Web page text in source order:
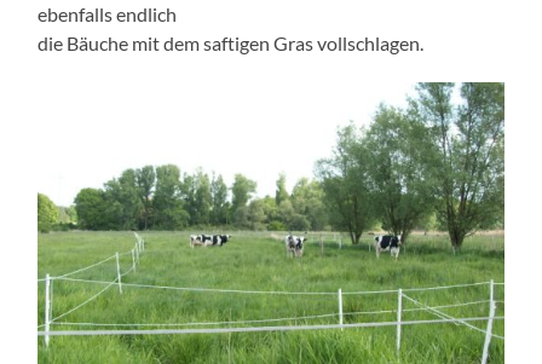
ebenfalls endlich
die Bäuche mit dem saftigen Gras vollschlagen.